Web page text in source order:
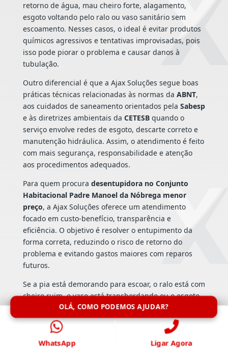
retorno de água, mau cheiro forte, alagamento,
esgoto voltando pelo ralo ou vaso sanitário sem
escoamento. Nesses casos, o ideal é evitar produtos
químicos agressivos e tentativas improvisadas, pois
isso pode piorar o problema e causar danos à
tubulação.
Outro diferencial é que a Ajax Soluções segue boas
práticas técnicas relacionadas às normas da ABNT,
aos cuidados de saneamento orientados pela Sabesp
e às diretrizes ambientais da CETESBquando o
serviço envolve redes de esgoto, descarte correto e
manutenção hidráulica. Assim, o atendimento é feito
com mais segurança, responsabilidade e atenção
aos procedimentos adequados.
Para quem procura desentupidora no Conjunto
Habitacional Padre Manoel da Nóbrega menor
preço, a Ajax Soluções oferece um atendimento
focado em custo-benefício, transparência e
eficiência. O objetivo é resolver o entupimento da
forma correta, reduzindo o risco de retorno do
problema e evitando gastos maiores com reparos
futuros.
Se a pia está demorando para escoar, o ralo está com
cheiro ruim, o vaso está transbordando ou o esgoto
está retornando, conte com uma desentupidora no
Conjunto Habitacional Padre Manoel da Nóbrega
preparada para atender com agilidade. Fale com a
Ajax Soluções pelo site
ajaxsolucoes.com.br, ligue
OLÁ, COMO PODEMOS AJUDAR?
WhatsApp Ligar Agora